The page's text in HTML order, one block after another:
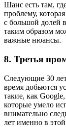
Шанс есть там,
проблему,
с большой долей
таким образом
важные нюансы.
8. Третья
Следующие 30
время добьются
такие, как
которые умело
внимательно
лет именно в